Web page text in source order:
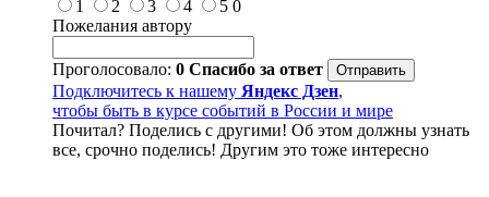
1
2 3 4 5 0
Пожелания автору
Проголосовало: 0 Спасибо за ответ
Подключитесь к нашему Яндекс Дзен,
чтобы быть в курсе событий в России и мире
Почитал? Поделись с другими! Об этом должны узнать
все, срочно поделись! Другим это тоже интересно